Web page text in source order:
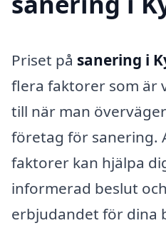
Priset på sanering i
flera faktorer som är
till när man
företag för sanering.
faktorer kan hjälpa
informerad beslut
erbjudandet för dina